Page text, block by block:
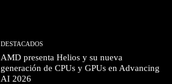
DESTACADOS
AMD presenta Helios y su nueva
generación de CPUs y GPUs en Advancing
AI 2026